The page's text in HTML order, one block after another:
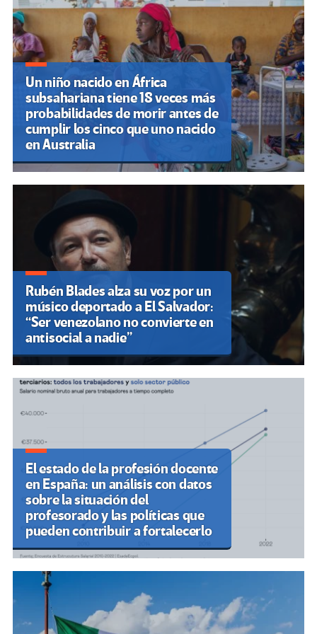
entradas
Un niño nacido en África
subsahariana tiene 18 veces más
probabilidades de morir antes de
cumplir los cinco que uno nacido
en Australia
Rubén Blades alza su voz por un
músico deportado a El Salvador:
“Ser venezolano no convierte en
antisocial a nadie”
El estado de la profesión docente
en España: un análisis con datos
sobre la situación del
profesorado y las políticas que
pueden contribuir a fortalecerlo